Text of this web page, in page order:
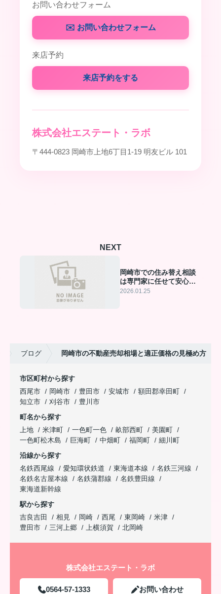
お問い合わせフォーム
✉️ お問い合わせフォーム
来店予約
来店予約をする
株式会社エステート・ラボ
〒444-0823 岡崎市上地6丁目1-19 明友ビル 101
NEXT
岡崎市での住み替え相談
は専門家に任せて安心・
スムーズに実現
2026.01.25
ブログ 岡崎市の不動産売却相場と適正価格の見極め方
市区町村から探す
西尾市
岡崎市 豊田市 安城市
額田郡幸田町
知立市
刈谷市
豊川市
町名から探す
上地
米津町 一色町一色 畝部西町
美園町
一色町松木島
巨海町 中畑町 福岡町
細川町
沿線から探す
名鉄西尾線
愛知環状鉄道 東海道本線
名鉄三河線
名鉄名古屋本線
名鉄蒲郡線
名鉄豊田線
東海道新幹線
駅から探す
吉良吉田
相見 岡崎 西尾 東岡崎
米津
豊田市
三河上郷 上横須賀 北岡崎
株式会社エステート・ラボ
0564-57-1333 お問い合わせ